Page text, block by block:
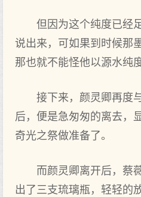
但因为这个纯度已经
说出来，可如果到时候那
那也就不能怪他以源水纯
接下来，颜灵卿再度
后，便是急匆匆的离去，
奇光之祭做准备了。
而颜灵卿离开后，蔡
出了三支琉璃瓶，轻轻的